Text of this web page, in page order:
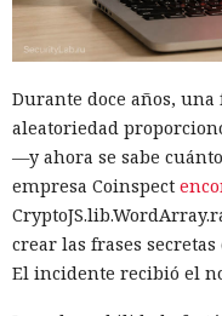
Durante doce años,
aleatoriedad
—y ahora se sabe
empresa Coinspect
crear las frases
El incidente recibió el